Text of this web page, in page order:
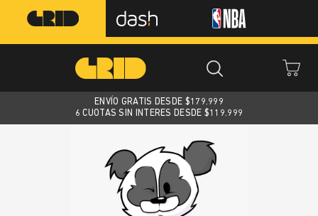
ENVÍO GRATIS DESDE $179.999
6 CUOTAS SIN INTERES DESDE $119.999